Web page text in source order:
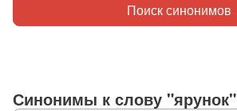
Поиск синонимов
Синонимы к слову "ярунок"